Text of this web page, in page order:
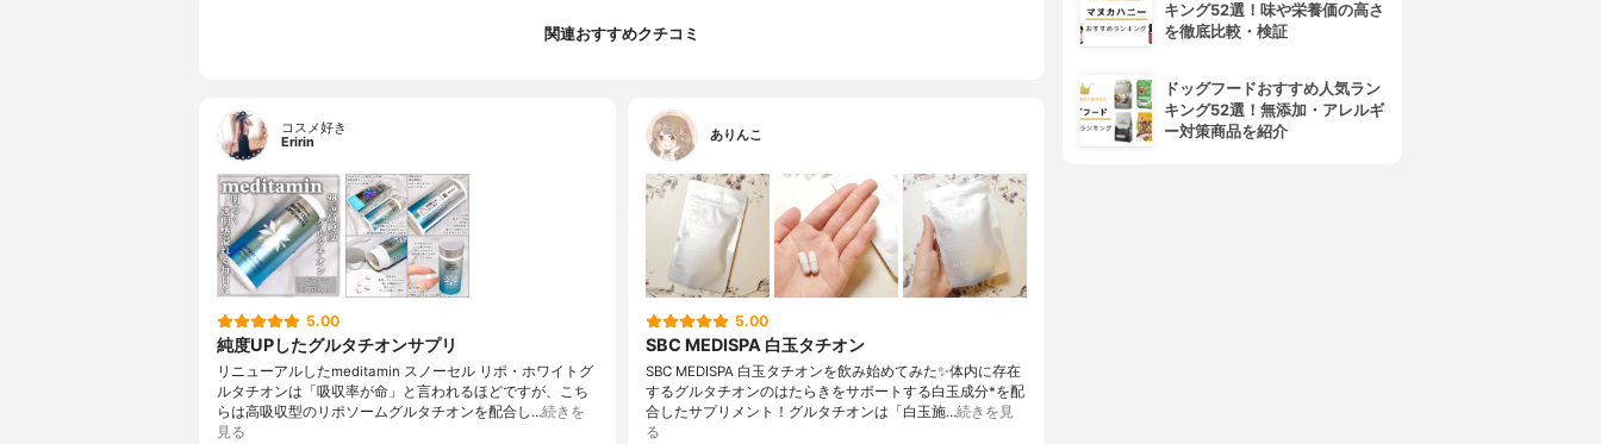
関連おすすめクチコミ
コスメ好き
Eririn
5.00
純度UPしたグルタチオンサプリ
リニューアルしたmeditamin スノーセル リポ・ホワイトグ
ルタチオンは「吸収率が命」と言われるほどですが、こち
らは高吸収型のリポソームグルタチオンを配合し…続きを
見る
ありんこ
5.00
SBC MEDISPA 白玉タチオン
SBC MEDISPA 白玉タチオンを飲み始めてみた✨体内に存在
するグルタチオンのはたらきをサポートする白玉成分*を配
合したサプリメント！グルタチオンは「白玉施…続きを見
る
キング52選！味や栄養価の高さ
を徹底比較・検証
ドッグフードおすすめ人気ラン
キング52選！無添加・アレルギ
ー対策商品を紹介